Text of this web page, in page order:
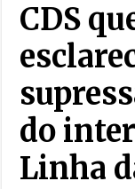
CDS
do
Linha